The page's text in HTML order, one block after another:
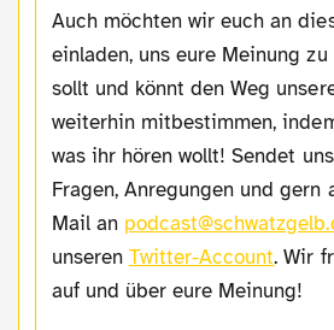
Auch möchten wir euch an dieser Stelle wieder
einladen, uns eure Meinung
sollt und könnt den Weg
weiterhin mitbestimmen,
was ihr hören wollt! Sendet
Fragen, Anregungen und
Mail an
unseren Twitter-Account. Wir
auf und über eure Meinung!